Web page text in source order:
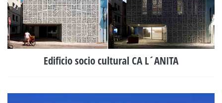
Edificio socio cultural CA L´ANITA